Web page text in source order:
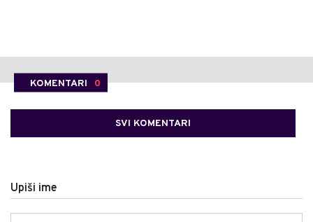
KOMENTARI 0
SVI KOMENTARI
Upiši ime